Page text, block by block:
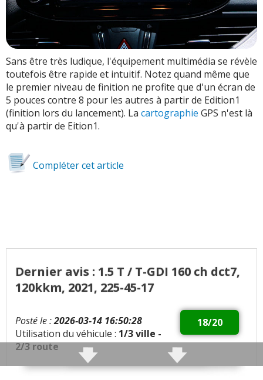
Sans être très ludique, l'équipement multimédia se révèle
toutefois être rapide et intuitif. Notez quand même que
le premier niveau de finition ne profite que d'un écran de
5 pouces contre 8 pour les autres à partir de Edition1
(finition lors du lancement). La cartographie GPS n'est là
qu'à partir de Eition1.
Compléter cet article
Dernier avis : 1.5 T / T-GDI 160 ch dct7,
120kkm, 2021, 225-45-17
18/20
Posté le :2026-03-14 16:50:28
Utilisation du véhicule : 1/3 ville -
2/3 route
Qualités :Bonne motricite et couple, tres